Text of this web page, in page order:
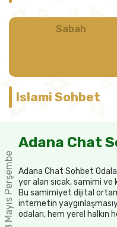
Sabah
Islami Sohbet
8 Mayıs Perşembe
Adana Chat
Adana Chat Sohbet
yer alan sıcak, samimi
Bu samimiyet dijital
internetin
odaları, hem yerel halkın